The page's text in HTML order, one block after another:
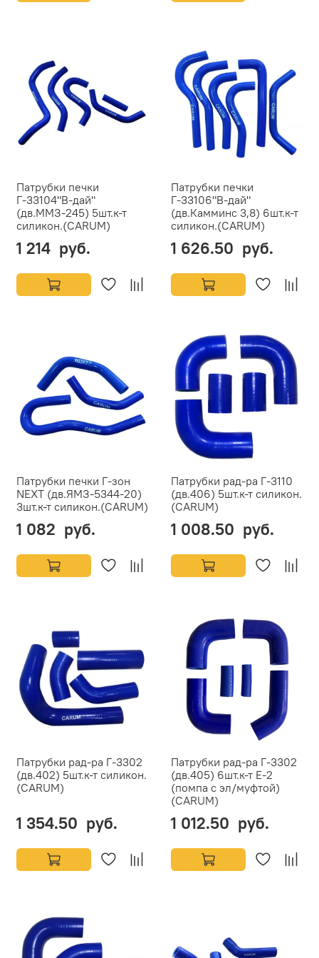
Патрубки печки
Г-33104"В-дай"
(дв.ММЗ-245) 5шт.к-т
силикон.(CARUM)
1 214 руб.
Патрубки печки
Г-33106"В-дай"
(дв.Камминс 3,8) 6шт.к-т
силикон.(CARUM)
1 626.50 руб.
Патрубки печки Г-зон
NEXT (дв.ЯМЗ-5344-20)
3шт.к-т силикон.(CARUM)
1 082 руб.
Патрубки рад-ра Г-3110
(дв.406) 5шт.к-т силикон.
(CARUM)
1 008.50 руб.
Патрубки рад-ра Г-3302
(дв.402) 5шт.к-т силикон.
(CARUM)
1 354.50 руб.
Патрубки рад-ра Г-3302
(дв.405) 6шт.к-т Е-2
(помпа с эл/муфтой)
(CARUM)
1 012.50 руб.